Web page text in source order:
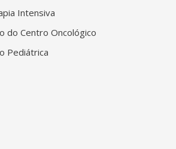
Intensiva
do Centro Oncológico
Pediátrica